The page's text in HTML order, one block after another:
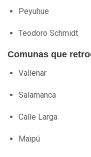
Peyuhue
Teodoro Schmidt
Comunas que
Vallenar
Salamanca
Calle Larga
Maipú